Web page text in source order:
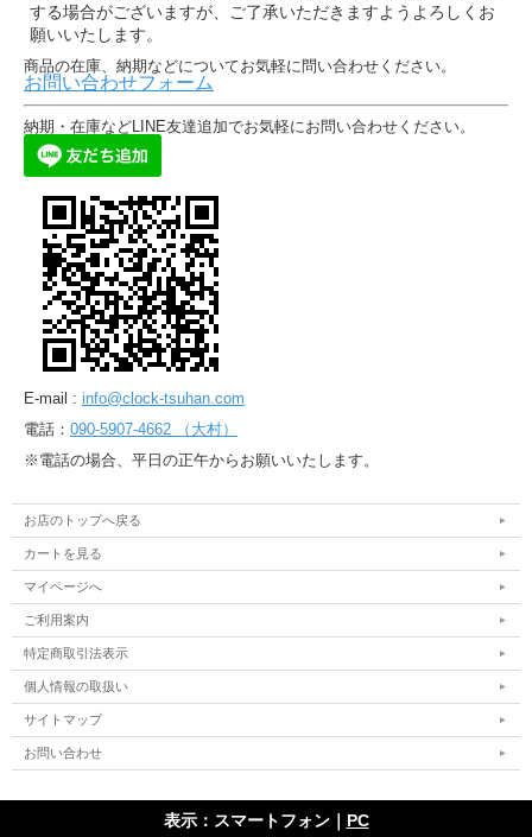
する場合がございますが、ご了承いただきますようよろしくお
願いいたします。
商品の在庫、納期などについてお気軽に問い合わせください。
お問い合わせフォーム
納期・在庫などLINE友達追加でお気軽にお問い合わせください。
E-mail : info@clock-tsuhan.com
電話： 090-5907-4662 （大村）
※電話の場合、平日の正午からお願いいたします。
お店のトップへ戻る
カートを見る
マイページへ
ご利用案内
特定商取引法表示
個人情報の取扱い
サイトマップ
お問い合わせ
表示：スマートフォン｜ PC